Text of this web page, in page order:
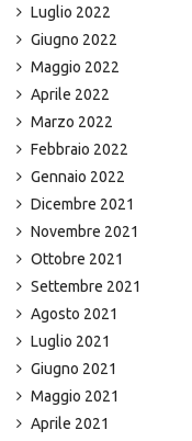
Luglio 2022
Giugno 2022
Maggio 2022
Aprile 2022
Marzo 2022
Febbraio 2022
Gennaio 2022
Dicembre 2021
Novembre 2021
Ottobre 2021
Settembre 2021
Agosto 2021
Luglio 2021
Giugno 2021
Maggio 2021
Aprile 2021